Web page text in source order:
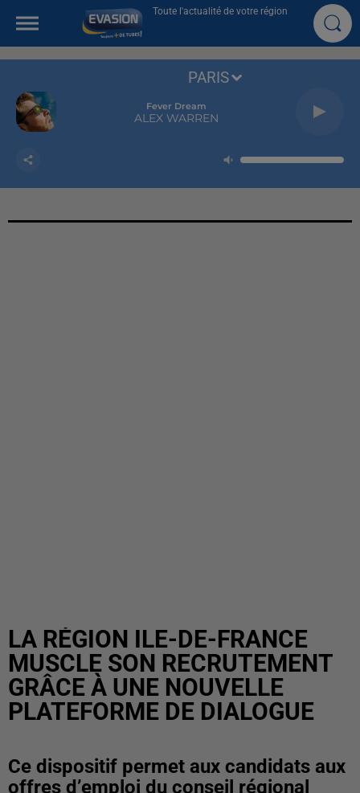
Toute l'actualité de votre région
Fever Dream
ALEX WARREN
PARIS
LA RÉGION ILE-DE-FRANCE
MUSCLE SON RECRUTEMENT
GRÂCE À UNE NOUVELLE
PLATEFORME DE DIALOGUE
Ce dispositif permet aux candidats aux
offres d’emploi du conseil régional